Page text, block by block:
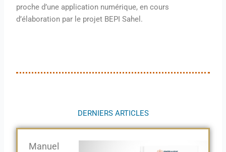
proche d’une application numérique, en cours
d’élaboration par le projet BEPI Sahel.
DERNIERS ARTICLES
Manuel